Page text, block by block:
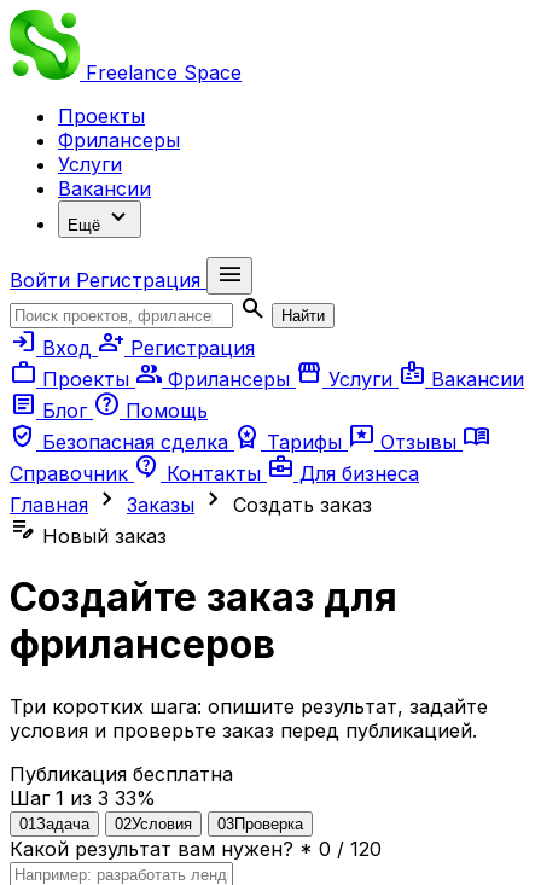
Freelance Space
Проекты
Фрилансеры
Услуги
Вакансии
Ещё expand_more
Войти Регистрация
menu
search
Найти
login Вход person_add Регистрация
work Проекты group Фрилансеры storefront Услуги badge Вакансии
article Блог help Помощь
verified_user Безопасная сделка workspace_premium Тарифы reviews Отзывы menu_book
Справочник contact_support Контакты business_center Для бизнеса
Главная chevron_right Заказы chevron_right Создать заказ
edit_note Новый заказ
Создайте заказ для
фрилансеров
Три коротких шага: опишите результат, задайте
условия и проверьте заказ перед публикацией.
Публикация бесплатна
Шаг 1 из 3 33%
01 Задача 02Условия 03Проверка
Какой результат вам нужен? * 0 / 120